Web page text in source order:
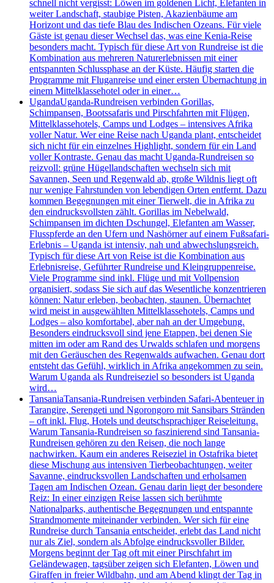
schnell nicht vergisst: Löwen im goldenen Licht, Elefanten in
weiter Landschaft, staubige Pisten, Akazienbäume am
Horizont und das tiefe Blau des Indischen Ozeans. Für viele
Gäste ist genau dieser Wechsel das, was eine Kenia-Reise
besonders macht. Typisch für diese Art von Rundreise ist die
Kombination aus mehreren Naturerlebnissen mit einer
entspannten Schlussphase an der Küste. Häufig starten die
Programme mit Fluganreise und einer ersten Übernachtung in
einem Mittelklassehotel oder in einer…
UgandaUganda-Rundreisen verbinden Gorillas,
Schimpansen, Bootssafaris und Pirschfahrten mit Flügen,
Mittelklassehotels, Camps und Lodges – intensives Afrika
voller Natur. Wer eine Reise nach Uganda plant, entscheidet
sich nicht für ein einzelnes Highlight, sondern für ein Land
voller Kontraste. Genau das macht Uganda-Rundreisen so
reizvoll: grüne Hügellandschaften wechseln sich mit
Savannen, Seen und Regenwald ab, große Wildnis liegt oft
nur wenige Fahrstunden von lebendigen Orten entfernt. Dazu
kommen Begegnungen mit einer Tierwelt, die in Afrika zu
den eindrucksvollsten zählt. Gorillas im Nebelwald,
Schimpansen im dichten Dschungel, Elefanten am Wasser,
Flusspferde an den Ufern und Nashörner auf einem Fußsafari-
Erlebnis – Uganda ist intensiv, nah und abwechslungsreich.
Typisch für diese Art von Reise ist die Kombination aus
Erlebnisreise, Geführter Rundreise und Kleingruppenreise.
Viele Programme sind inkl. Flüge und mit Vollpension
organisiert, sodass Sie sich auf das Wesentliche konzentrieren
können: Natur erleben, beobachten, staunen. Übernachtet
wird meist in ausgewählten Mittelklassehotels, Camps und
Lodges – also komfortabel, aber nah an der Umgebung.
Besonders eindrucksvoll sind jene Etappen, bei denen Sie
mitten im oder am Rand des Urwalds schlafen und morgens
mit den Geräuschen des Regenwalds aufwachen. Genau dort
entsteht das Gefühl, wirklich in Afrika angekommen zu sein.
Warum Uganda als Rundreiseziel so besonders ist Uganda
wird…
TansaniaTansania-Rundreisen verbinden Safari-Abenteuer in
Tarangire, Serengeti und Ngorongoro mit Sansibars Stränden
– oft inkl. Flug, Hotels und deutschsprachiger Reiseleitung.
Warum Tansania-Rundreisen so faszinierend sind Tansania-
Rundreisen gehören zu den Reisen, die noch lange
nachwirken. Kaum ein anderes Reiseziel in Ostafrika bietet
diese Mischung aus intensiven Tierbeobachtungen, weiter
Savanne, eindrucksvollen Landschaften und erholsamen
Tagen am Indischen Ozean. Genau darin liegt der besondere
Reiz: In einer einzigen Reise lassen sich berühmte
Nationalparks, authentische Begegnungen und entspannte
Strandmomente miteinander verbinden. Wer sich für eine
Rundreise durch Tansania entscheidet, erlebt das Land nicht
nur als Ziel, sondern als Abfolge eindrucksvoller Bilder.
Morgens beginnt der Tag oft mit einer Pirschfahrt im
Geländewagen, tagsüber zeigen sich Elefanten, Löwen und
Giraffen in freier Wildbahn, und am Abend klingt der Tag in